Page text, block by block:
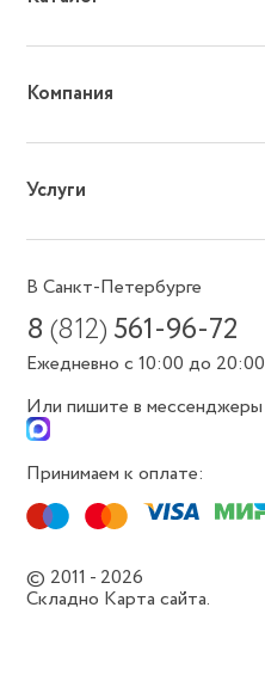
Компания
Услуги
В Санкт-Петербурге
8(812) 561-96-72
Ежедневно с 10:00 до 20:00
Или пишите в мессенджеры
Принимаем к оплате:
© 2011 - 2026
Складно Карта сайта.